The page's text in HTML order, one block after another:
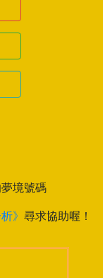
境號碼
》 尋求協助喔！